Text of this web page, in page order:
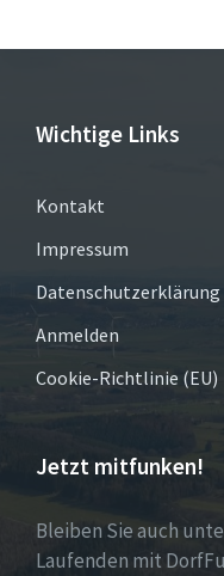
Wichtige Links
Kontakt
Impressum
Datenschutzerklärung
Anmelden
Cookie-Richtlinie (EU)
Jetzt mitfunken!
Bleiben Sie auch
Laufenden mit